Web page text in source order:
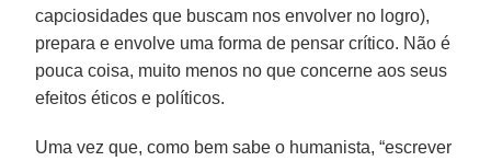
capciosidades que buscam nos envolver no logro),
prepara e envolve uma forma de pensar crítico. Não é
pouca coisa, muito menos no que concerne aos seus
efeitos éticos e políticos.
Uma vez que, como bem sabe o humanista, “escrever